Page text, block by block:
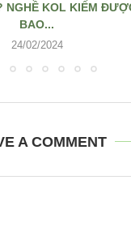
NGHỀ KOL KIẾM
BAO...
24/02/2024
A COMMENT